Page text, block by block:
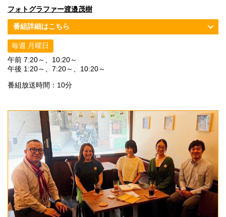
フォトグラファー渡邉茂樹
番組詳細はこちら
毎週 月曜日
午前 7:20～、10:20～
午後 1:20～、7:20～、10:20～
番組放送時間：10分